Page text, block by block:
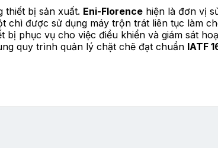
thiết bị sản xuất. Eni-Florence hiện là đơn vị
được sử dụng máy trộn trát liên tục làm
phục vụ cho việc điều khiển và giám sát
quy trình quản lý chặt chẽ đạt chuẩn IATF